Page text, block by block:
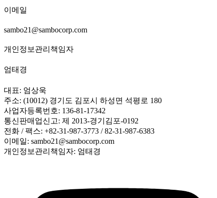
이메일
sambo21@sambocorp.com
개인정보관리책임자
엄태경
대표: 엄상욱
주소: (10012) 경기도 김포시 하성면 석평로 180
사업자등록번호: 136-81-17342
통신판매업신고: 제 2013-경기김포-0192
전화 / 팩스: +82-31-987-3773 / 82-31-987-6383
이메일: sambo21@sambocorp.com
개인정보관리책임자: 엄태경